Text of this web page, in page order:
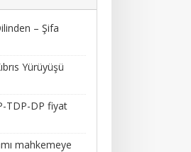
– Şifa
Yürüyüşü
TDP-DP fiyat
mahkemeye